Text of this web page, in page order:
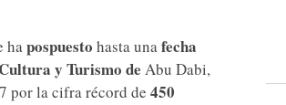
hapospuesto hasta unafecha
y Turismo de Abu Dabi,
por la cifra récord de 450